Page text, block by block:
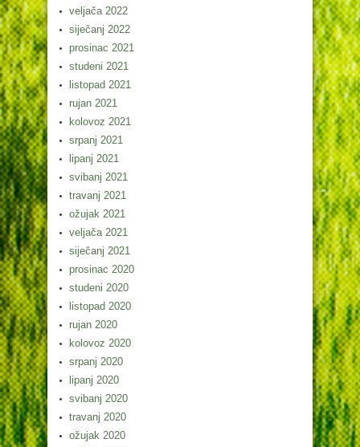
veljača 2022
siječanj 2022
prosinac 2021
studeni 2021
listopad 2021
rujan 2021
kolovoz 2021
srpanj 2021
lipanj 2021
svibanj 2021
travanj 2021
ožujak 2021
veljača 2021
siječanj 2021
prosinac 2020
studeni 2020
listopad 2020
rujan 2020
kolovoz 2020
srpanj 2020
lipanj 2020
svibanj 2020
travanj 2020
ožujak 2020